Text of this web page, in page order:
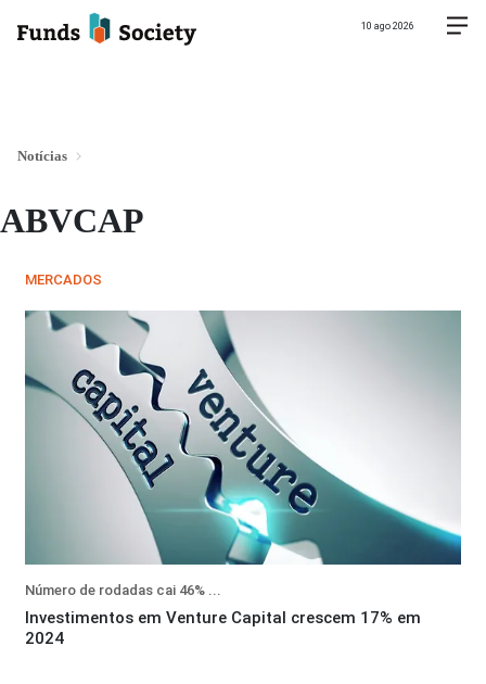
10 ago 2026
Notícias
ABVCAP
MERCADOS
Número de rodadas cai 46% ...
Investimentos em Venture Capital crescem 17% em
2024